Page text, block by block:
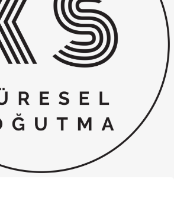
Elektrikli Süpürge
Fan
Fırın, Ocak ve Aspiratör
Klima
Kombi